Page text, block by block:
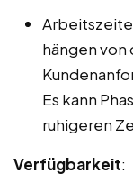
hängen von
Es kann
ruhigeren
Verfügbarkeit: